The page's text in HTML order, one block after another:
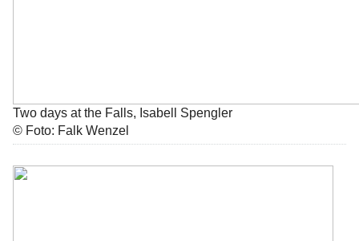
Two days at the Falls, Isabell Spengler
© Foto: Falk Wenzel